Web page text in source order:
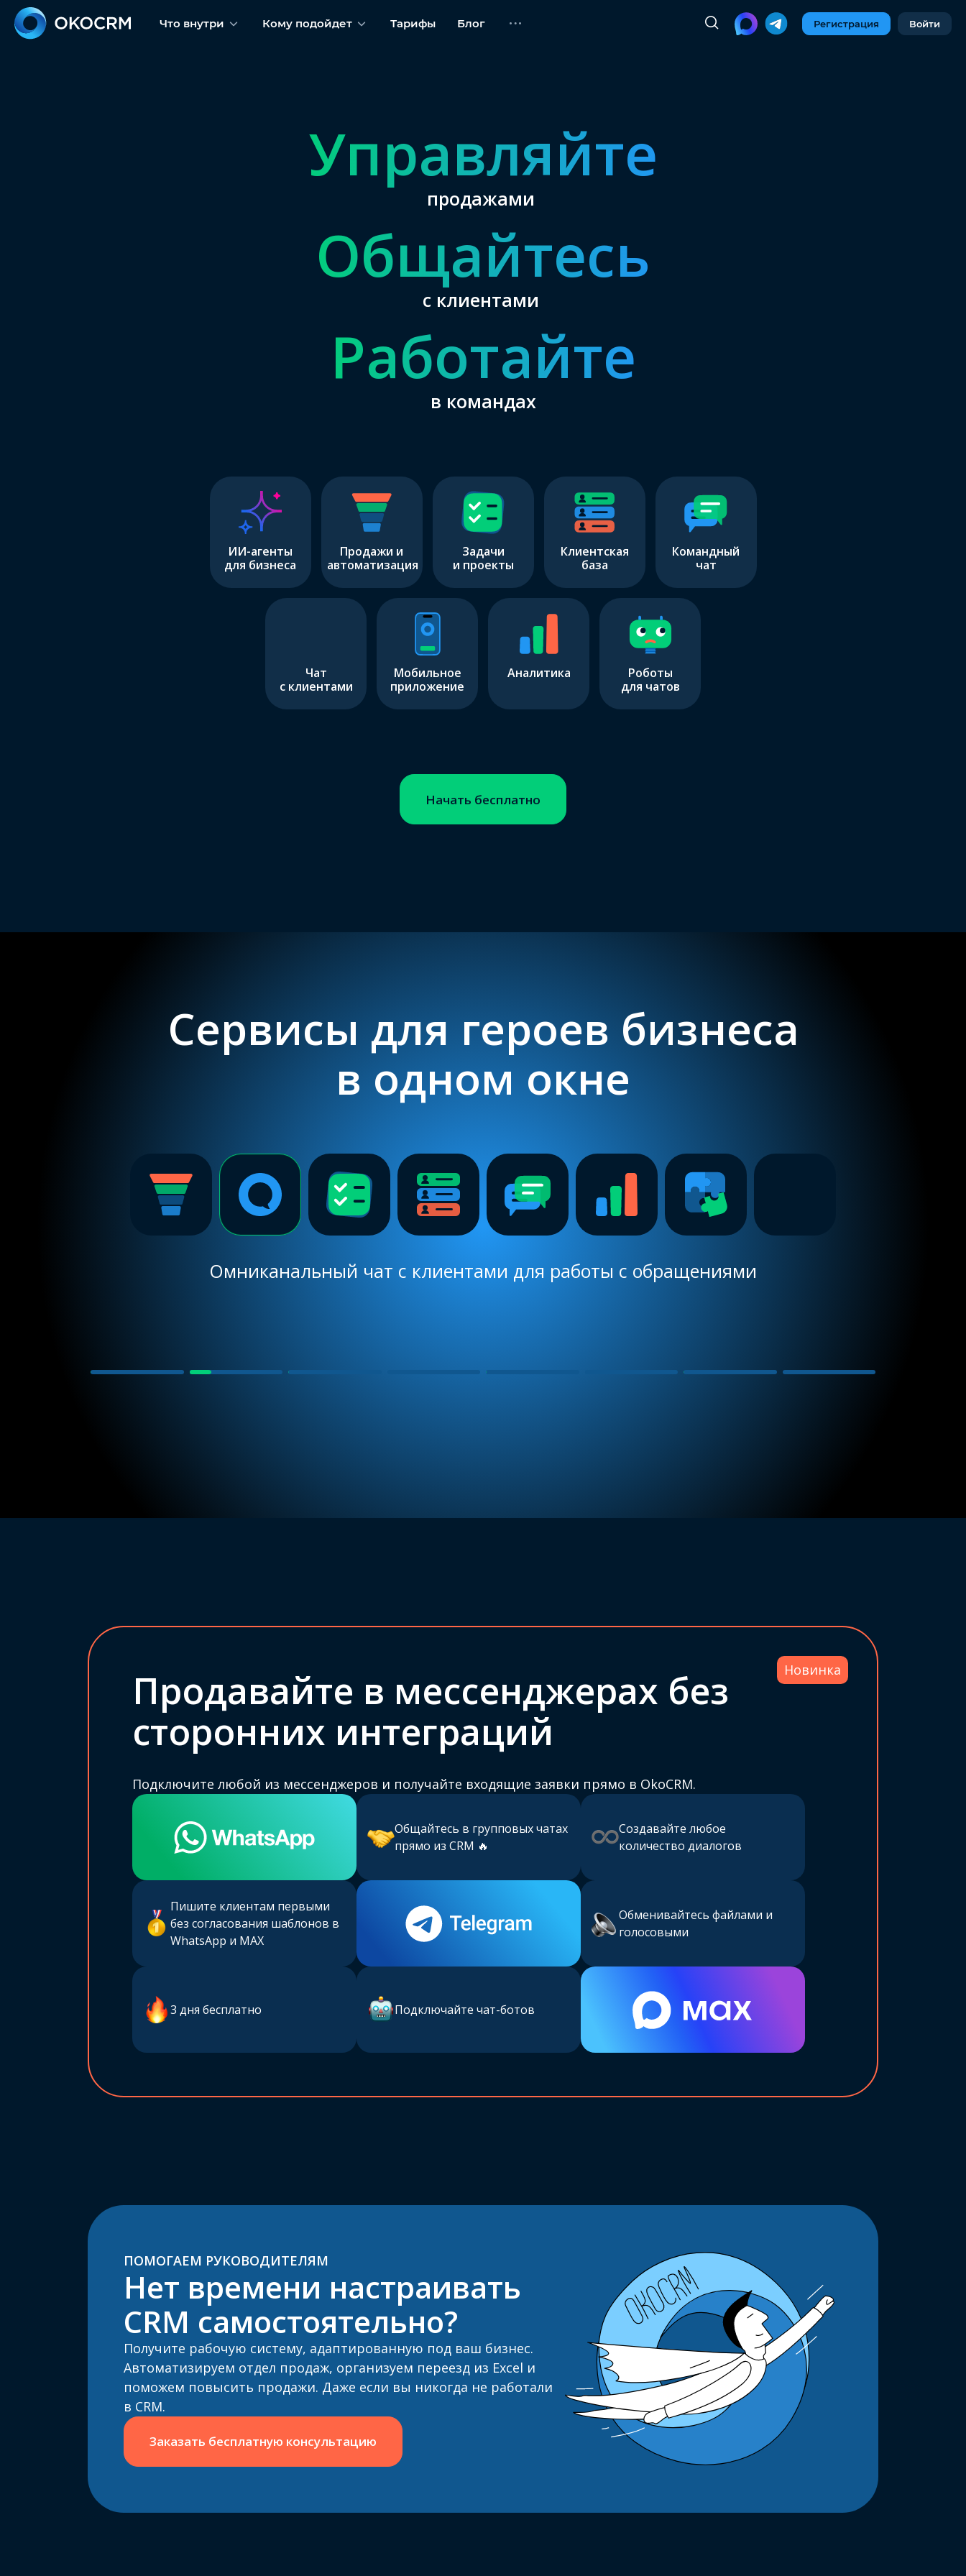
Что внутри Кому подойдет Тарифы Блог Регистрация Войти
Управляйте
продажами
Общайтесь
с клиентами
Работайте
в командах
ИИ-агенты
для бизнеса
Продажи и
автоматизация
Задачи
и проекты
Клиентская
база
Командный
чат
Чат
с клиентами
Мобильное
приложение
Аналитика
Роботы
для чатов
Начать бесплатно
Сервисы для героев бизнеса
в одном окне
Омниканальный чат с клиентами для работы с обращениями
Новинка
Продавайте в мессенджерах без
сторонних интеграций
Подключите любой из мессенджеров и получайте входящие заявки прямо в OkoCRM.
Общайтесь в групповых чатах
прямо из CRM 🔥
Создавайте любое
количество диалогов
Пишите клиентам первыми
без согласования шаблонов в
WhatsApp и MAX
Обменивайтесь файлами и
голосовыми
3 дня бесплатно Подключайте чат-ботов
ПОМОГАЕМ РУКОВОДИТЕЛЯМ
Нет времени настраивать
CRM самостоятельно?
Получите рабочую систему, адаптированную под ваш бизнес.
Автоматизируем отдел продаж, организуем переезд из Excel и
поможем повысить продажи. Даже если вы никогда не работали
в CRM.
Заказать бесплатную консультацию